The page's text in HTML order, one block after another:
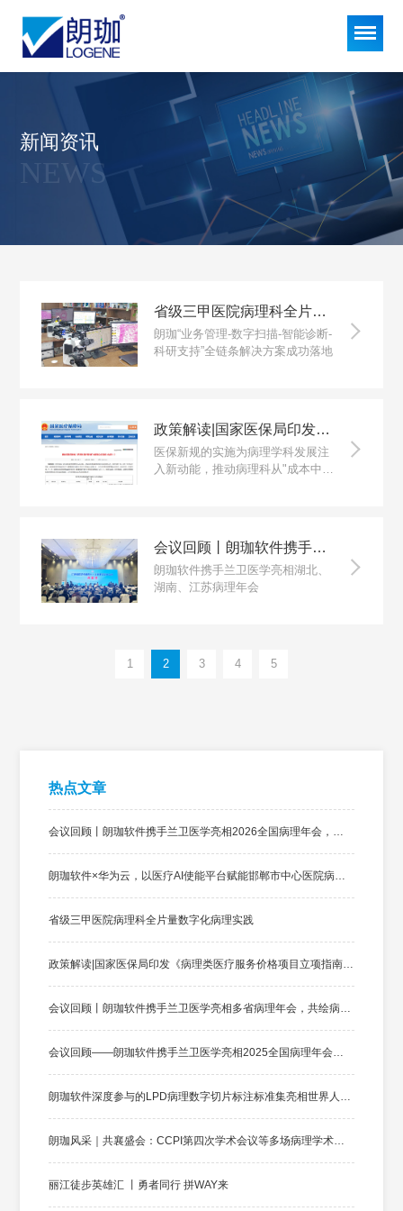
新闻资讯
NEWS
省级三甲医院病理科全片量数字化病理实践
朗珈“业务管理-数字扫描-智能诊断-
科研支持”全链条解决方案成功落地
政策解读|国家医保局印发《病理类医疗服务价格项目立项指南（试行)》
医保新规的实施为病理学科发展注
入新动能，推动病理科从"成本中
会议回顾丨朗珈软件携手兰卫医学亮相多省病理年会，共绘病理数智化新蓝图
朗珈软件携手兰卫医学亮相湖北、
湖南、江苏病理年会
1 2 3 4 5
热点文章
会议回顾丨朗珈软件携手兰卫医学亮相2026全国病理年会，共铸病理数智未来
朗珈软件×华为云，以医疗AI使能平台赋能邯郸市中心医院病理数智化升级
省级三甲医院病理科全片量数字化病理实践
政策解读|国家医保局印发《病理类医疗服务价格项目立项指南（试行)》
会议回顾丨朗珈软件携手兰卫医学亮相多省病理年会，共绘病理数智化新蓝图
会议回顾——朗珈软件携手兰卫医学亮相2025全国病理年会，共绘病理数智化新蓝图
朗珈软件深度参与的LPD病理数字切片标注标准集亮相世界人工智能大会
朗珈风采｜共襄盛会：CCPI第四次学术会议等多场病理学术年会成功举办！
丽江徒步英雄汇 丨勇者同行 拼WAY来